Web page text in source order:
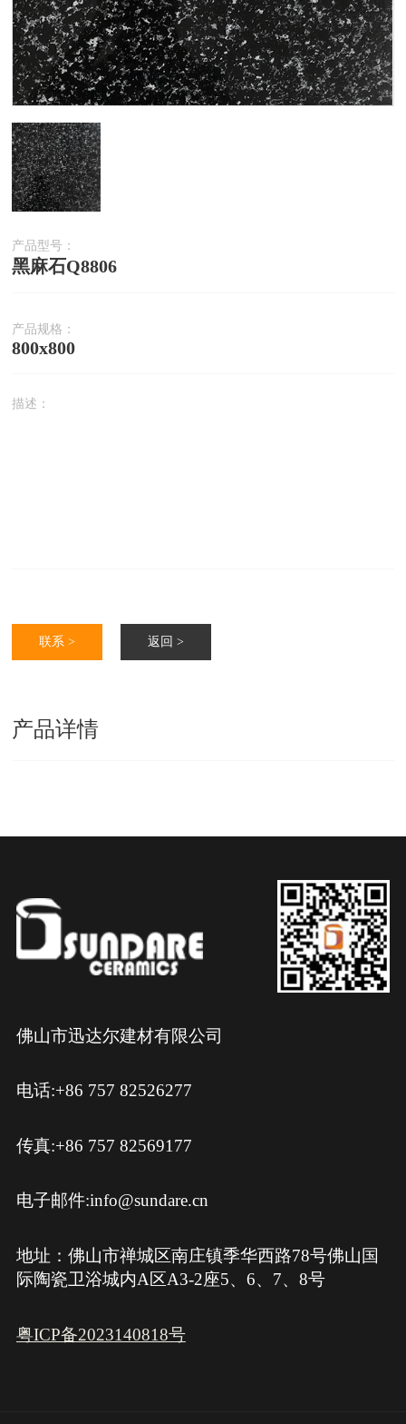
产品型号：
黑麻石Q8806
产品规格：
800x800
描述：
联系 > 返回 >
产品详情
佛山市迅达尔建材有限公司
电话:+86 757 82526277
传真:+86 757 82569177
电子邮件:info@sundare.cn
地址：佛山市禅城区南庄镇季华西路78号佛山国
际陶瓷卫浴城内A区A3-2座5、6、7、8号
粤ICP备2023140818号